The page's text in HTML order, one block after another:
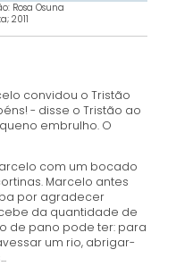
Rosa Osuna
2011
convidou o Tristão
- disse o Tristão ao
embrulho. O
com um bocado
Marcelo antes
por agradecer
da quantidade de
de pano pode ter: para
um rio, abrigar-